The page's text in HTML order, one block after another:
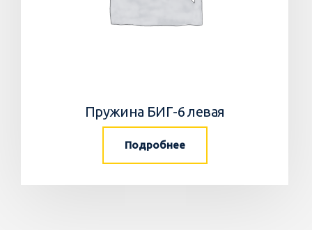
Пружина БИГ-6 левая
Подробнее